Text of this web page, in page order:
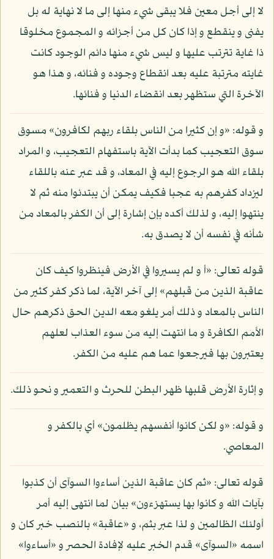
لا إلى أجل معين فلا يبقى شيء منها إلى ما لا نهاية له بل
يفنى و ينقطع و إذا كان كل من أجزائه و المجموع مخلوقا
ذا غاية تترتب عليها و ليس شيء منها دائم الوجود كانت
غايته مترتبة عليه بعد انقطاع وجوده و فنائه، و هذا هو
الآخرة التي ستظهر بعد انقضاء الدنيا و فنائها.
و قوله: «و إن كثيرا من الناس بلقاء ربهم لكافرون» مسوق
سوق التعجيب كما بدأت الآية باستفهام التعجيب، و المراد
بلقاء الله هو الرجوع إليه في المعاد، و قد عبر عنه باللقاء
ليزداد كفرهم به عجبا فكيف يمكن أن يبتدئوا منه ثم لا
ينتهوا إليه، و لذلك أكده بإن إشارة إلى أن الكفر بالمعاد من
شأنه في نفسه أن لا يصدق به.
قوله تعالى: «أ و لم يسيروا في الأرض فينظروا كيف كان
عاقبة الذين من قبلهم» إلى آخر الآية، لما ذكر كفر كثير من
الناس بالمعاد و ذلك أمر يلغو معه الدين الحق ذكرهم حال
الأمم الكافرة و ما انتهت إليه من سوء العذاب لعلهم
يعتبرون بها فيرجعوا عما هم عليه من الكفر.
و إثارة الأرض قلبها ظهر البطن للحرث و التعمير و نحو ذلك.
و قوله: «و لكن كانوا أنفسهم يظلمون» أي بالكفر و
المعاصي.
قوله تعالى: «ثم كان عاقبة الذين أساءوا السوآى أن كذبوا
بآيات الله و كانوا بها يستهزءون» بيان لما انتهى إليه أمر
أولئك الظالمين و لذا عبر بثم، و «عاقبة» بالنصب خبر كان و
اسمه «السوآى» قدم الخبر عليه لإفادة الحصر و «أساءوا»